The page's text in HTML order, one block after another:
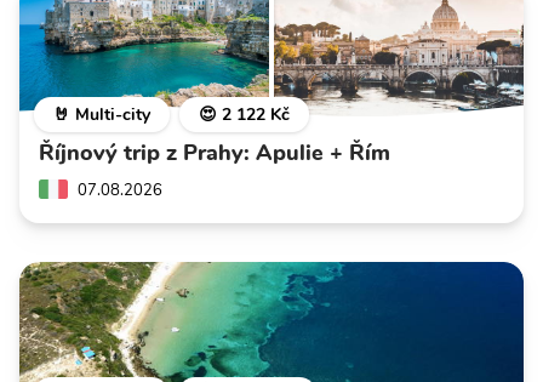
🤘 Multi-city 😍 2 122 Kč
Říjnový trip z Prahy: Apulie + Řím
07.08.2026